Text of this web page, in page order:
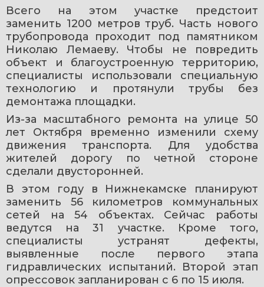
Всего на этом участке предстоит
заменить 1200 метров труб. Часть нового
трубопровода проходит под памятником
Николаю Лемаеву. Чтобы не повредить
объект и благоустроенную территорию,
специалисты использовали специальную
технологию и протянули трубы без
демонтажа площадки.
Из-за масштабного ремонта на улице 50
лет Октября временно изменили схему
движения транспорта. Для удобства
жителей дорогу по четной стороне
сделали двусторонней.
В этом году в Нижнекамске планируют
заменить 56 километров коммунальных
сетей на 54 объектах. Сейчас работы
ведутся на 31 участке. Кроме того,
специалисты устранят дефекты,
выявленные после первого этапа
гидравлических испытаний. Второй этап
опрессовок запланирован с 6 по 15 июля.